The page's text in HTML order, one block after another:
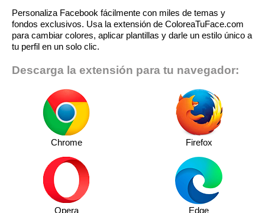
Personaliza Facebook fácilmente con miles de temas y
fondos exclusivos. Usa la extensión de ColoreaTuFace.com
para cambiar colores, aplicar plantillas y darle un estilo único a
tu perfil en un solo clic.
Descarga la extensión para tu navegador:
Chrome Firefox
Opera Edge